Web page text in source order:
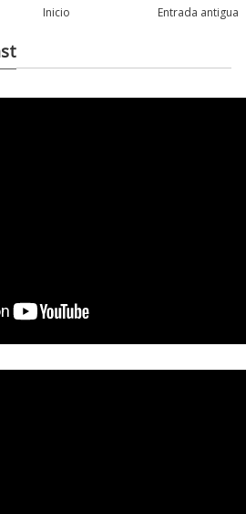
Entrada antigua
Inicio